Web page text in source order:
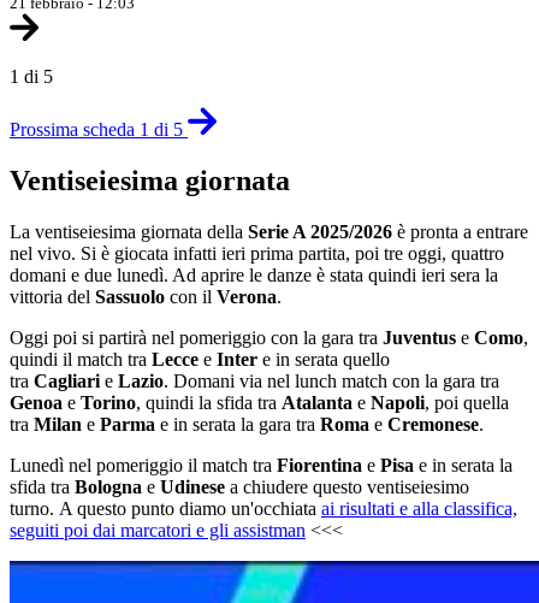
1 di 5
Prossima scheda 1 di 5
Ventiseiesima giornata
La ventiseiesima giornata della Serie A 2025/2026 è pronta a entrare
nel vivo. Si è giocata infatti ieri prima partita, poi tre oggi, quattro
domani e due lunedì. Ad aprire le danze è stata quindi ieri sera la
vittoria del Sassuolo con il Verona.
Oggi poi si partirà nel pomeriggio con la gara tra Juventus e Como,
quindi il match tra Lecce e Inter e in serata quello
tra Cagliari e Lazio. Domani via nel lunch match con la gara tra
Genoa e Torino, quindi la sfida tra Atalanta e Napoli, poi quella
tra Milan e Parma e in serata la gara tra Roma e Cremonese.
Lunedì nel pomeriggio il match tra Fiorentina e Pisa e in serata la
sfida tra Bologna e Udinese a chiudere questo ventiseiesimo
turno. A questo punto diamo un'occhiata ai risultati e alla classifica,
seguiti poi dai marcatori e gli assistman <<<